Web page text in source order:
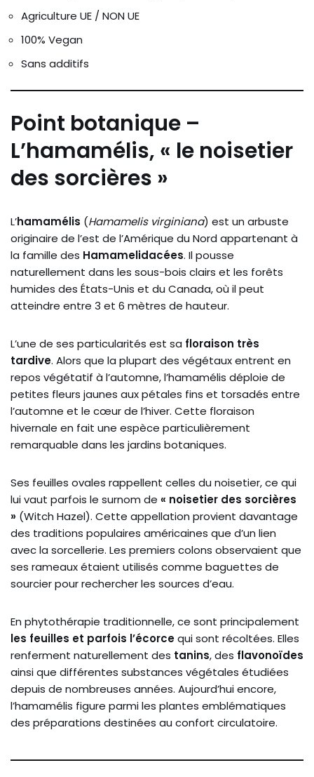
Agriculture UE / NON UE
100% Vegan
Sans additifs
Point botanique –
L’hamamélis, « le noisetier
des sorcières »
L’hamamélis (Hamamelis virginiana) est un arbuste
originaire de l’est de l’Amérique du Nord appartenant à
la famille des Hamamelidacées. Il pousse
naturellement dans les sous-bois clairs et les forêts
humides des États-Unis et du Canada, où il peut
atteindre entre 3 et 6 mètres de hauteur.
L’une de ses particularités est sa floraison très
tardive. Alors que la plupart des végétaux entrent en
repos végétatif à l’automne, l’hamamélis déploie de
petites fleurs jaunes aux pétales fins et torsadés entre
l’automne et le cœur de l’hiver. Cette floraison
hivernale en fait une espèce particulièrement
remarquable dans les jardins botaniques.
Ses feuilles ovales rappellent celles du noisetier, ce qui
lui vaut parfois le surnom de « noisetier des sorcières
» (Witch Hazel). Cette appellation provient davantage
des traditions populaires américaines que d’un lien
avec la sorcellerie. Les premiers colons observaient que
ses rameaux étaient utilisés comme baguettes de
sourcier pour rechercher les sources d’eau.
En phytothérapie traditionnelle, ce sont principalement
les feuilles et parfois l’écorcequi sont récoltées. Elles
renferment naturellement des tanins, des flavonoïdes
ainsi que différentes substances végétales étudiées
depuis de nombreuses années. Aujourd’hui encore,
l’hamamélis figure parmi les plantes emblématiques
des préparations destinées au confort circulatoire.